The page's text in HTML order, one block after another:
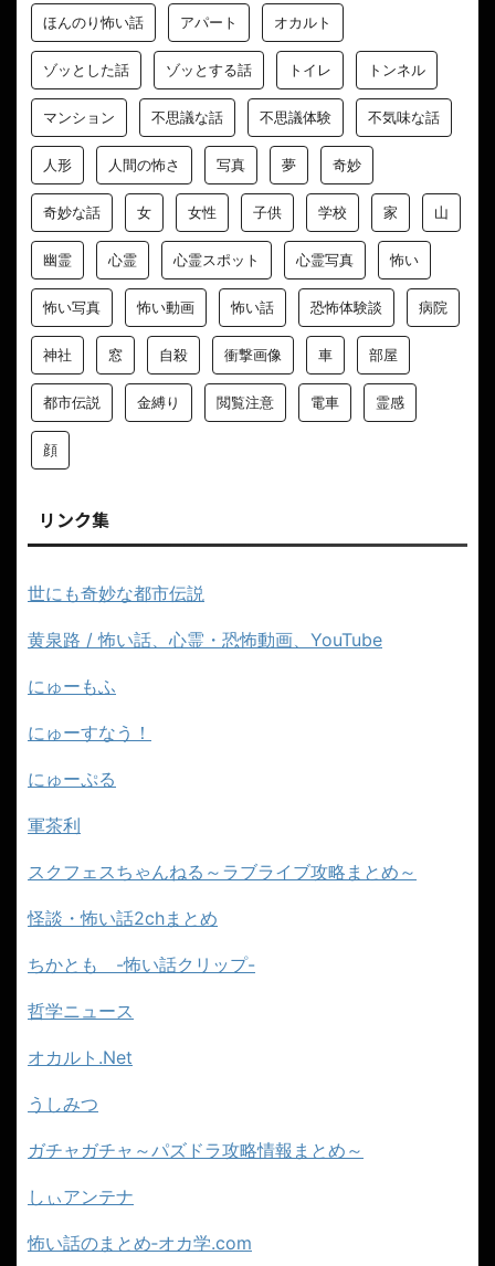
ほんのり怖い話 アパート オカルト
ゾッとした話 ゾッとする話 トイレ トンネル
マンション 不思議な話 不思議体験 不気味な話
人形 人間の怖さ 写真 夢 奇妙
奇妙な話 女 女性 子供 学校 家 山
幽霊 心霊 心霊スポット 心霊写真 怖い
怖い写真 怖い動画 怖い話 恐怖体験談 病院
神社 窓 自殺 衝撃画像 車 部屋
都市伝説 金縛り 閲覧注意 電車 霊感
顔
リンク集
世にも奇妙な都市伝説
黄泉路 / 怖い話、心霊・恐怖動画、YouTube
にゅーもふ
にゅーすなう！
にゅーぷる
軍茶利
スクフェスちゃんねる～ラブライブ攻略まとめ～
怪談・怖い話2chまとめ
ちかとも -怖い話クリップ-
哲学ニュース
オカルト.Net
うしみつ
ガチャガチャ～パズドラ攻略情報まとめ～
しぃアンテナ
怖い話のまとめ‐オカ学.com